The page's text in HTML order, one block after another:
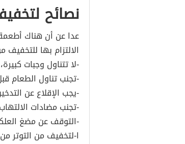
نصائح
عدا عن أن هناك
الالتزام بها
-لا تتناول وجبات
-تجنب تناول الطعام
-يجب الإقلاع عن
-تجنب مضادات
-التوقف عن مضغ
ا-لتخفيف من التوتر